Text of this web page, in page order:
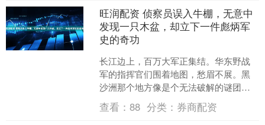
旺润配资 侦察员误入牛棚，无意中
发现一只木盆，却立下一件彪炳军
史的奇功
长江边上，百万大军正集结。华东野战
军的指挥官们围着地图，愁眉不展。黑
沙洲那个地方像是个无法破解的谜团，
所有的信息都缺乏，完全没有头绪。敌
人到底部署了多少兵力？火....
查看：88 分类： 券商配资